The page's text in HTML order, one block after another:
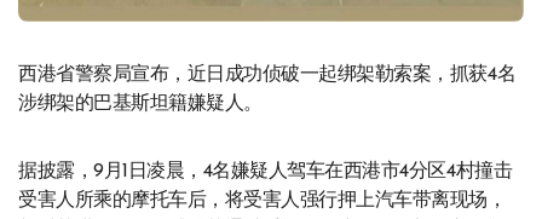
西港省警察局宣布，近日成功侦破一起绑架勒索案，抓获4名
涉绑架的巴基斯坦籍嫌疑人。
据披露，9月1日凌晨，4名嫌疑人驾车在西港市4分区4村撞击
受害人所乘的摩托车后，将受害人强行押上汽车带离现场，